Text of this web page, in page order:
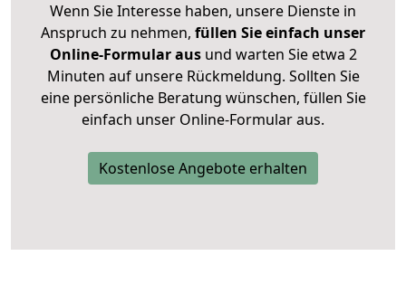
Wenn Sie Interesse haben, unsere Dienste in
Anspruch zu nehmen, füllen Sie einfach unser
Online-Formular ausund warten Sie etwa 2
Minuten auf unsere Rückmeldung. Sollten Sie
eine persönliche Beratung wünschen, füllen Sie
einfach unser Online-Formular aus.
Kostenlose Angebote erhalten